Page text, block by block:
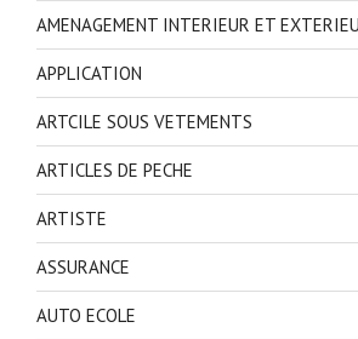
AMENAGEMENT INTERIEUR ET
APPLICATION
ARTCILE SOUS VETEMENTS
ARTICLES DE PECHE
ARTISTE
ASSURANCE
AUTO ECOLE